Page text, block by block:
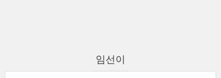
임선이